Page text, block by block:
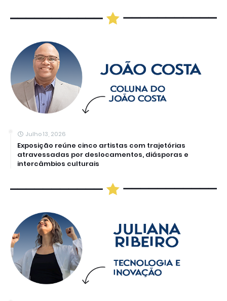
Julho 13, 2026
Exposição reúne cinco artistas com trajetórias
atravessadas por deslocamentos, diásporas e
intercâmbios culturais